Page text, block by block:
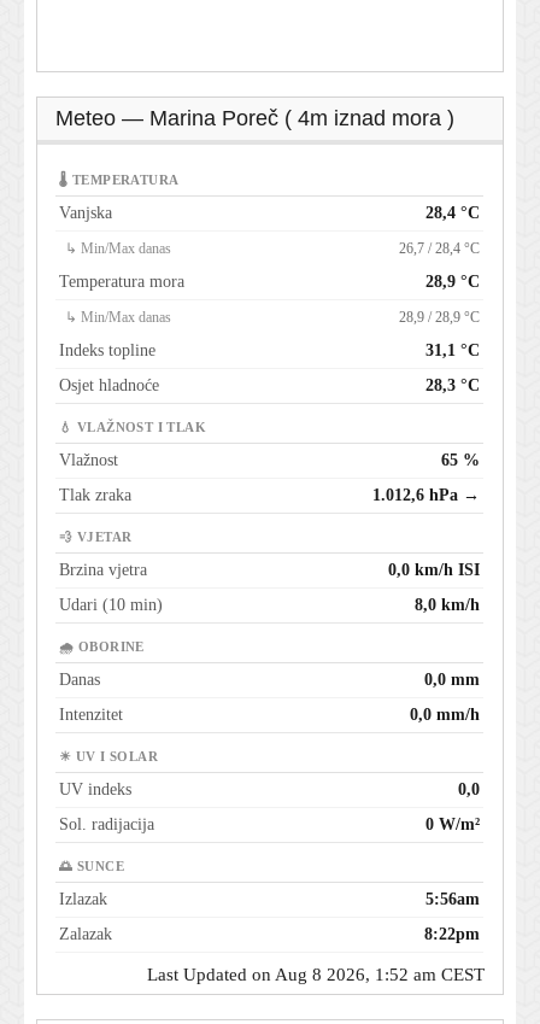
Meteo — Marina Poreč ( 4m iznad mora )
🌡 TEMPERATURA
Vanjska 28,4 °C
↳ Min/Max danas 26,7 / 28,4 °C
Temperatura mora 28,9 °C
↳ Min/Max danas 28,9 / 28,9 °C
Indeks topline
31,1 °C
Osjet hladnoće
28,3 °C
💧 VLAŽNOST I TLAK
Vlažnost
65 %
Tlak zraka
1.012,6 hPa →
💨 VJETAR
Brzina vjetra
0,0 km/h ISI
Udari (10 min)
8,0 km/h
🌧 OBORINE
Danas
0,0 mm
Intenzitet
0,0 mm/h
☀ UV I SOLAR
UV indeks
0,0
Sol. radijacija
0 W/m²
🌅 SUNCE
Izlazak
5:56am
Zalazak
8:22pm
Last Updated on Aug 8 2026, 1:52 am CEST